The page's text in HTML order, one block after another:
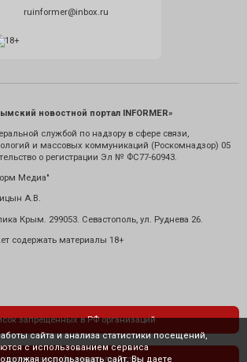
ruinformer@inbox.ru
новостной портал INFORMER»
службой по надзору в сфере связи,
и массовых коммуникаций (Роскомнадзор) 05
о регистрации Эл № ФС77-60943.
Медиа"
А.В.
Крым. 299053. Севастополь, ул. Руднева 26.
содержать материалы 18+
запрещенных в РФ организаций
политика конфиденциальности
сайта и анализа статистики посещений,
с использованием сервиса
использовать сайт, Вы даете